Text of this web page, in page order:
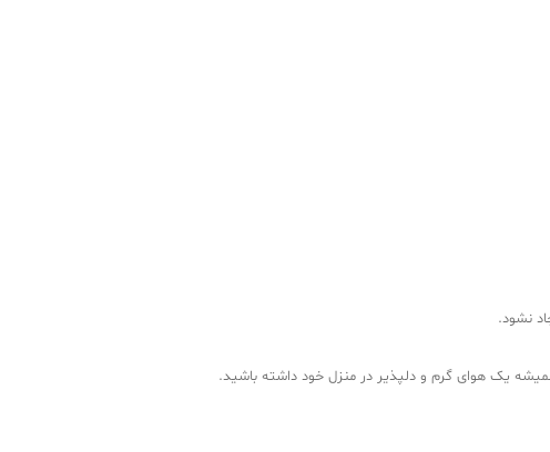
نشود.
همیشه یک هوای گرم و دلپذیر در منزل خود داشته باشید.